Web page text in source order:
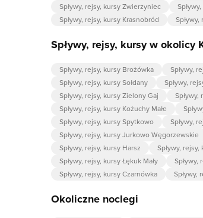
Spływy, rejsy, kursy Zwierzyniec
Spływy, rejsy, kursy Krasnobród
Spływy, rejsy, kursy w okolicy
Spływy, rejsy, kursy Brożówka Spływy,
Spływy, rejsy, kursy Sołdany
Spływy,
Spływy, rejsy, kursy Zielony Gaj
Spływy, rejsy, kursy Kożuchy Małe
Spływy, rejsy, kursy Spytkowo
Spływy,
Spływy, rejsy, kursy Jurkowo Węgorzewskie
Spływy, rejsy, kursy Harsz
Spływy,
Spływy, rejsy, kursy Łękuk Mały
Spływy,
Spływy, rejsy, kursy Czarnówka
Spływy,
Okoliczne noclegi